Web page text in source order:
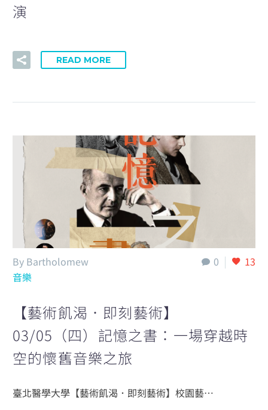
演
READ MORE
0 13
By Bartholomew
音樂
【藝術飢渴．即刻藝術】
03/05（四）記憶之書：一場穿越時
空的懷舊音樂之旅
臺北醫學大學【藝術飢渴．即刻藝術】校園藝…